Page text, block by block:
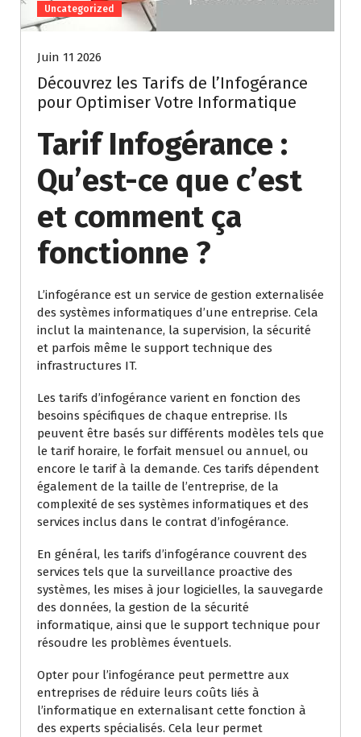
Uncategorized
Juin 11 2026
Découvrez les Tarifs de l’Infogérance
pour Optimiser Votre Informatique
Tarif Infogérance :
Qu’est-ce que c’est
et comment ça
fonctionne ?
L’infogérance est un service de gestion externalisée
des systèmes informatiques d’une entreprise. Cela
inclut la maintenance, la supervision, la sécurité
et parfois même le support technique des
infrastructures IT.
Les tarifs d’infogérance varient en fonction des
besoins spécifiques de chaque entreprise. Ils
peuvent être basés sur différents modèles tels que
le tarif horaire, le forfait mensuel ou annuel, ou
encore le tarif à la demande. Ces tarifs dépendent
également de la taille de l’entreprise, de la
complexité de ses systèmes informatiques et des
services inclus dans le contrat d’infogérance.
En général, les tarifs d’infogérance couvrent des
services tels que la surveillance proactive des
systèmes, les mises à jour logicielles, la sauvegarde
des données, la gestion de la sécurité
informatique, ainsi que le support technique pour
résoudre les problèmes éventuels.
Opter pour l’infogérance peut permettre aux
entreprises de réduire leurs coûts liés à
l’informatique en externalisant cette fonction à
des experts spécialisés. Cela leur permet